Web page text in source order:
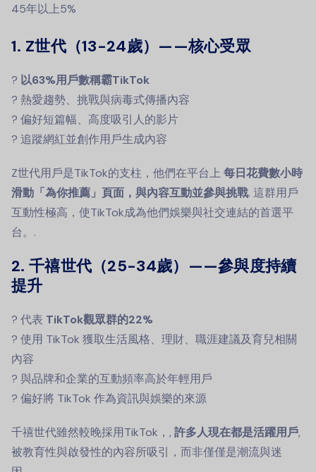
45年以上5%
1. Z世代（13-24歲）——核心受眾
? 以63%用戶數稱霸TikTok
? 熱愛趨勢、挑戰與病毒式傳播內容
? 偏好短篇幅、高度吸引人的影片
? 追蹤網紅並創作用戶生成內容
Z世代用戶是TikTok的支柱，他們在平台上 每日花費數小時
滑動「為你推薦」頁面，與內容互動並參與挑戰. 這群用戶
互動性極高，使TikTok成為他們娛樂與社交連結的首選平
台。.
2. 千禧世代（25-34歲）——參與度持續
提升
? 代表 TikTok觀眾群的22%
? 使用 TikTok 獲取生活風格、理財、職涯建議及育兒相關
內容
? 與品牌和企業的互動頻率高於年輕用戶
? 偏好將 TikTok 作為資訊與娛樂的來源
千禧世代雖然較晚採用TikTok，, 許多人現在都是活躍用戶,
被教育性與啟發性的內容所吸引，而非僅僅是潮流與迷